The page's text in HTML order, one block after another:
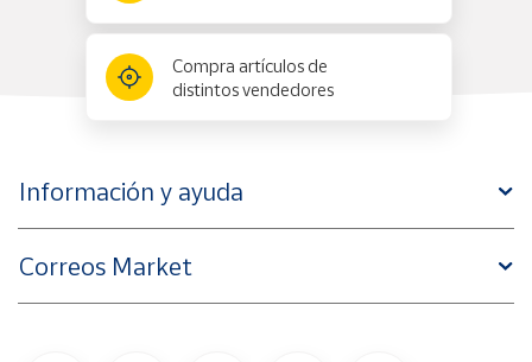
Compra artículos de
distintos vendedores
Información y ayuda
Correos Market